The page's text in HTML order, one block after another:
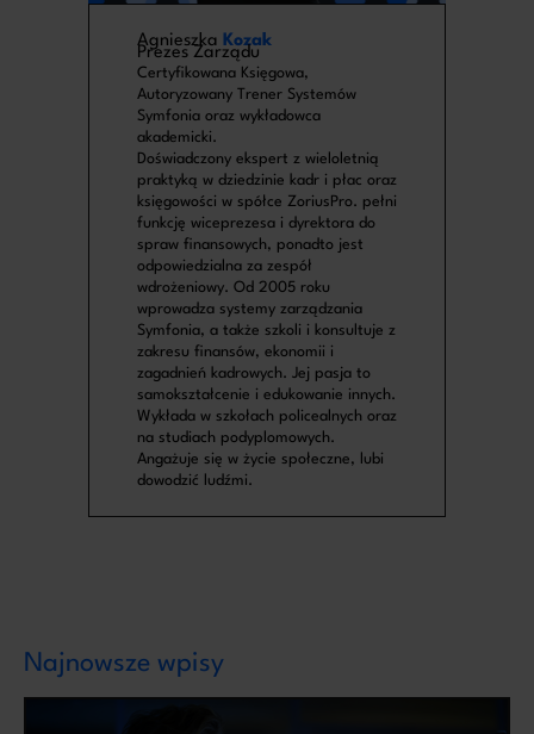
Agnieszka Kozak
Prezes Zarządu
Certyfikowana Księgowa,
Autoryzowany Trener Systemów
Symfonia oraz wykładowca
akademicki.
Doświadczony ekspert z wieloletnią
praktyką w dziedzinie kadr i płac oraz
księgowości w spółce ZoriusPro. pełni
funkcję wiceprezesa i dyrektora do
spraw finansowych, ponadto jest
odpowiedzialna za zespół
wdrożeniowy. Od 2005 roku
wprowadza systemy zarządzania
Symfonia, a także szkoli i konsultuje z
zakresu finansów, ekonomii i
zagadnień kadrowych. Jej pasja to
samokształcenie i edukowanie innych.
Wykłada w szkołach policealnych oraz
na studiach podyplomowych.
Angażuje się w życie społeczne, lubi
dowodzić ludźmi.
Najnowsze wpisy